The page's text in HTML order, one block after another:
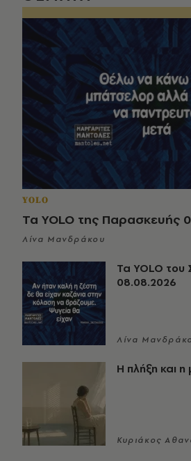
YOLO
Τα YOLO της Παρασκευής
Λίνα Μανδράκου
Τα YOLO
08.08.2026
Λίνα
Η πλήξη και η
Κυριάκος